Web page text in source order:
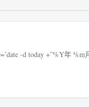
-d today +”%Y年 %m